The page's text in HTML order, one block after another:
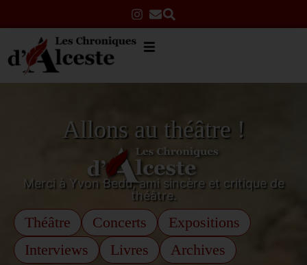
Allons au théâtre !
Merci à Yvon Bedu, ami sincère et critique de
théâtre.
Théâtre Concerts
Expositions
Interviews
Livres Archives